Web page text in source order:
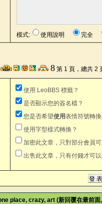
模式: 使用說明 完全
8 第 1 頁，總共 2
使用 LeoBBS 標籤？
是否顯示您的簽名檔？
您是否希望使用表情符號轉
使用字型樣式轉換？
加密此文章，只對部分會員
出售此文章，只有付錢才可
place, crazy, art (新回覆在最前面